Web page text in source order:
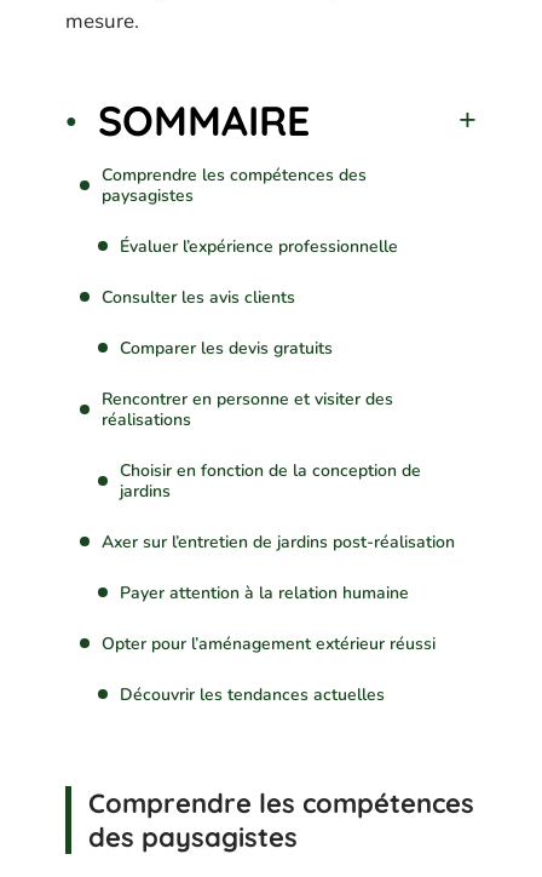
mesure.
SOMMAIRE
Comprendre les compétences des
paysagistes
Évaluer l’expérience professionnelle
Consulter les avis clients
Comparer les devis gratuits
Rencontrer en personne et visiter des
réalisations
Choisir en fonction de la conception de
jardins
Axer sur l’entretien de jardins post-réalisation
Payer attention à la relation humaine
Opter pour l’aménagement extérieur réussi
Découvrir les tendances actuelles
Comprendre les compétences
des paysagistes